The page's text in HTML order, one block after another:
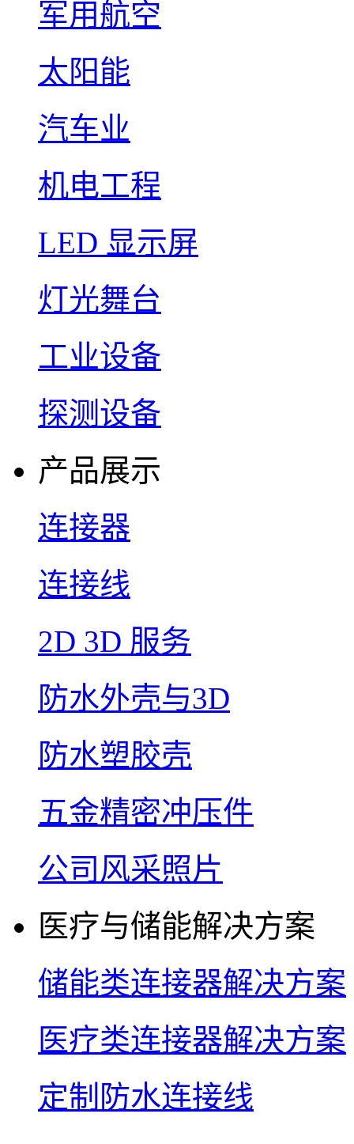
军用航空
太阳能
汽车业
机电工程
LED 显示屏
灯光舞台
工业设备
探测设备
产品展示
连接器
连接线
2D 3D 服务
防水外壳与3D
防水塑胶壳
五金精密冲压件
公司风采照片
医疗与储能解决方案
储能类连接器解决方案
医疗类连接器解决方案
定制防水连接线